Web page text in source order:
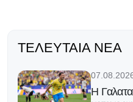
ΤΕΛΕΥΤΑΊΑ ΝΈΑ
Η